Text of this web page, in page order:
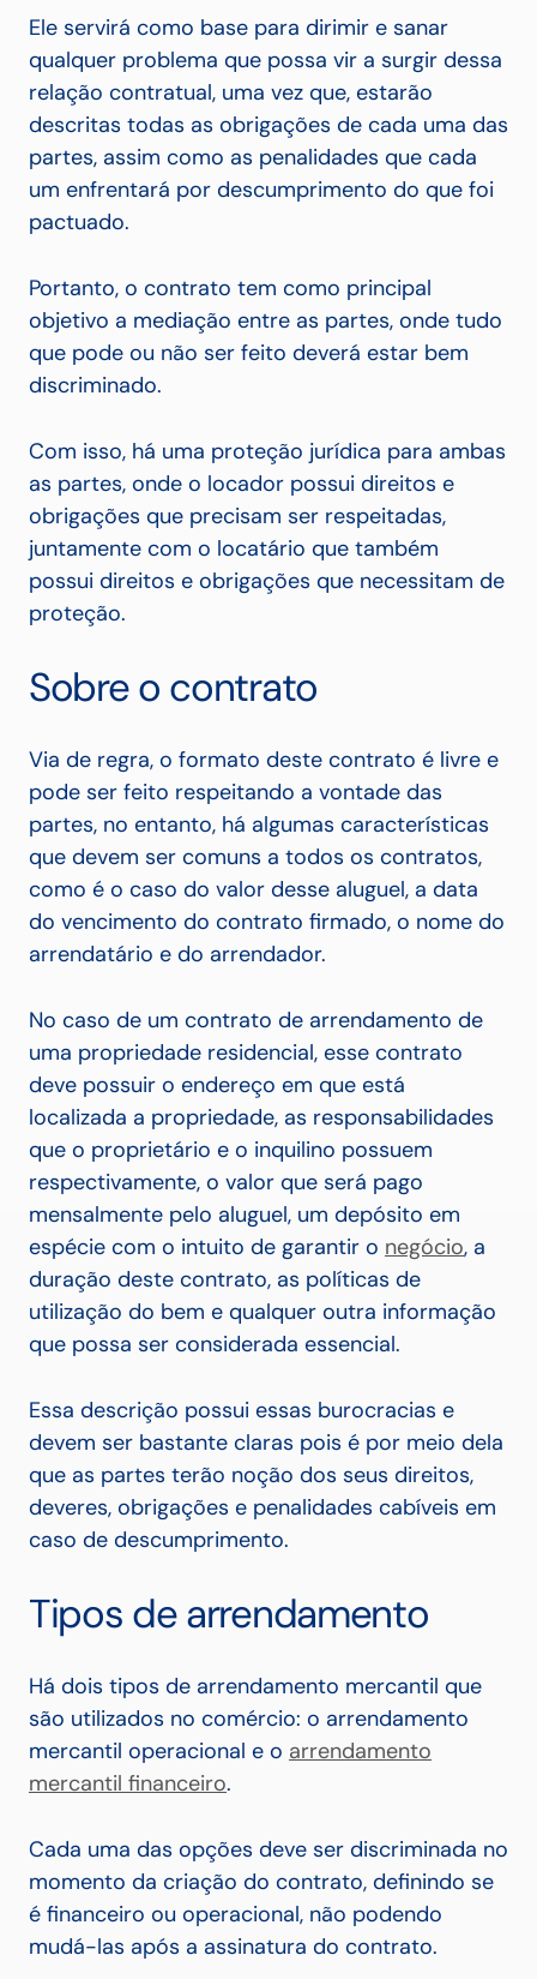
Ele servirá como base para dirimir e sanar
qualquer problema que possa vir a surgir dessa
relação contratual, uma vez que, estarão
descritas todas as obrigações de cada uma das
partes, assim como as penalidades que cada
um enfrentará por descumprimento do que foi
pactuado.
Portanto, o contrato tem como principal
objetivo a mediação entre as partes, onde tudo
que pode ou não ser feito deverá estar bem
discriminado.
Com isso, há uma proteção jurídica para ambas
as partes, onde o locador possui direitos e
obrigações que precisam ser respeitadas,
juntamente com o locatário que também
possui direitos e obrigações que necessitam de
proteção.
Sobre o contrato
Via de regra, o formato deste contrato é livre e
pode ser feito respeitando a vontade das
partes, no entanto, há algumas características
que devem ser comuns a todos os contratos,
como é o caso do valor desse aluguel, a data
do vencimento do contrato firmado, o nome do
arrendatário e do arrendador.
No caso de um contrato de arrendamento de
uma propriedade residencial, esse contrato
deve possuir o endereço em que está
localizada a propriedade, as responsabilidades
que o proprietário e o inquilino possuem
respectivamente, o valor que será pago
mensalmente pelo aluguel, um depósito em
espécie com o intuito de garantir o negócio, a
duração deste contrato, as políticas de
utilização do bem e qualquer outra informação
que possa ser considerada essencial.
Essa descrição possui essas burocracias e
devem ser bastante claras pois é por meio dela
que as partes terão noção dos seus direitos,
deveres, obrigações e penalidades cabíveis em
caso de descumprimento.
Tipos de arrendamento
Há dois tipos de arrendamento mercantil que
são utilizados no comércio: o arrendamento
mercantil operacional e o arrendamento
mercantil financeiro.
Cada uma das opções deve ser discriminada no
momento da criação do contrato, definindo se
é financeiro ou operacional, não podendo
mudá-las após a assinatura do contrato.